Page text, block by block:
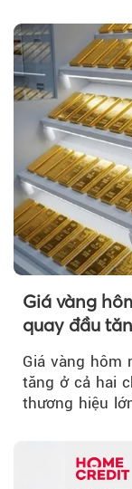
Giá vàng
quay đầu
Giá vàng hôm
tăng ở cả hai
thương hiệu